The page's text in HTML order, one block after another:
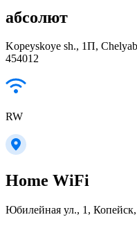
абсолют
Kopeyskoye sh., 1П,
454012
RW
Home WiFi
Юбилейная ул., 1,